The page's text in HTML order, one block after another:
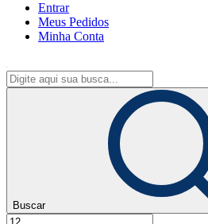
Entrar
Meus Pedidos
Minha Conta
Buscar